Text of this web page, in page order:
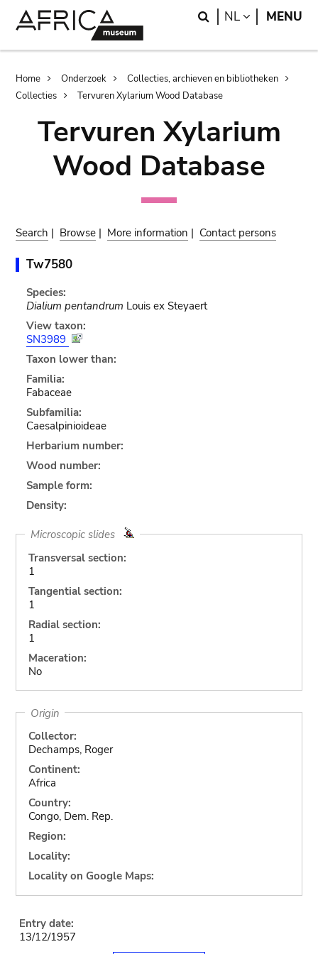
Search
NL LANGUAGE
MENU
Breadcrumb
Home Onderzoek
Collecties, archieven en bibliotheken
Collecties
Tervuren Xylarium Wood Database
Tervuren Xylarium
Wood Database
Search | Browse | More information | Contact persons
Tw7580
Species:
Dialium pentandrum Louis ex Steyaert
View taxon:
SN3989
Taxon lower than:
Familia:
Fabaceae
Subfamilia:
Caesalpinioideae
Herbarium number:
Wood number:
Sample form:
Density:
Microscopic slides
Transversal section:
1
Tangential section:
1
Radial section:
1
Maceration:
No
Origin
Collector:
Dechamps, Roger
Continent:
Africa
Country:
Congo, Dem. Rep.
Region:
Locality:
Locality on Google Maps:
Entry date:
13/12/1957